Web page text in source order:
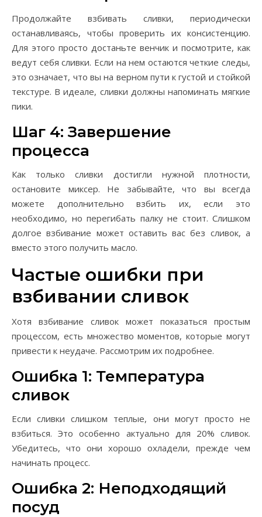
Продолжайте взбивать сливки, периодически
останавливаясь, чтобы проверить их консистенцию.
Для этого просто достаньте венчик и посмотрите, как
ведут себя сливки. Если на нем остаются четкие следы,
это означает, что вы на верном пути к густой и стойкой
текстуре. В идеале, сливки должны напоминать мягкие
пики.
Шаг 4: Завершение
процесса
Как только сливки достигли нужной плотности,
остановите миксер. Не забывайте, что вы всегда
можете дополнительно взбить их, если это
необходимо, но перегибать палку не стоит. Слишком
долгое взбивание может оставить вас без сливок, а
вместо этого получить масло.
Частые ошибки при
взбивании сливок
Хотя взбивание сливок может показаться простым
процессом, есть множество моментов, которые могут
привести к неудаче. Рассмотрим их подробнее.
Ошибка 1: Температура
сливок
Если сливки слишком теплые, они могут просто не
взбиться. Это особенно актуально для 20% сливок.
Убедитесь, что они хорошо охладели, прежде чем
начинать процесс.
Ошибка 2: Неподходящий
посуд